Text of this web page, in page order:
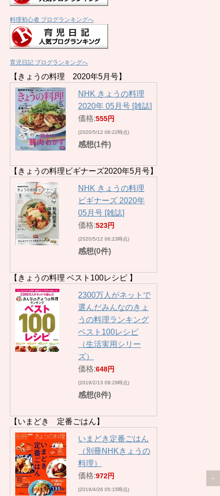
料理初心者 ブログランキングへ
育児日記 ブログランキングへ
【きょうの料理 2020年5月号】
NHK きょうの料理
2020年 05月号 [雑誌]
価格:555円
(2020/5/12 06:22時点)
感想(1件)
【きょうの料理ビギナーズ2020年5月号】
NHK きょうの料理
ビギナーズ 2020年
05月号 [雑誌]
価格:523円
(2020/5/12 06:23時点)
感想(0件)
【きょうの料理 ベスト100レシピ 】
2300万人がネットで
選んだみんなのきょ
うの料理ランキング
ベスト100レシピ
（生活実用シリー
ズ）
価格:648円
(2019/2/13 09:29時点)
感想(8件)
【いまどき 定番ごはん】
いまどき定番ごはん
（別冊NHKきょうの
料理）
価格:972円
(2019/4/26 05:15時点)